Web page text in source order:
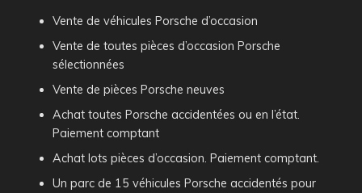
Vente de véhicules Porsche d’occasion
Vente de toutes pièces d’occasion Porsche
sélectionnées
Vente de pièces Porsche neuves
Achat toutes Porsche accidentées ou en l’état.
Paiement comptant
Achat lots pièces d’occasion. Paiement comptant.
Un parc de 15 véhicules Porsche accidentés pour